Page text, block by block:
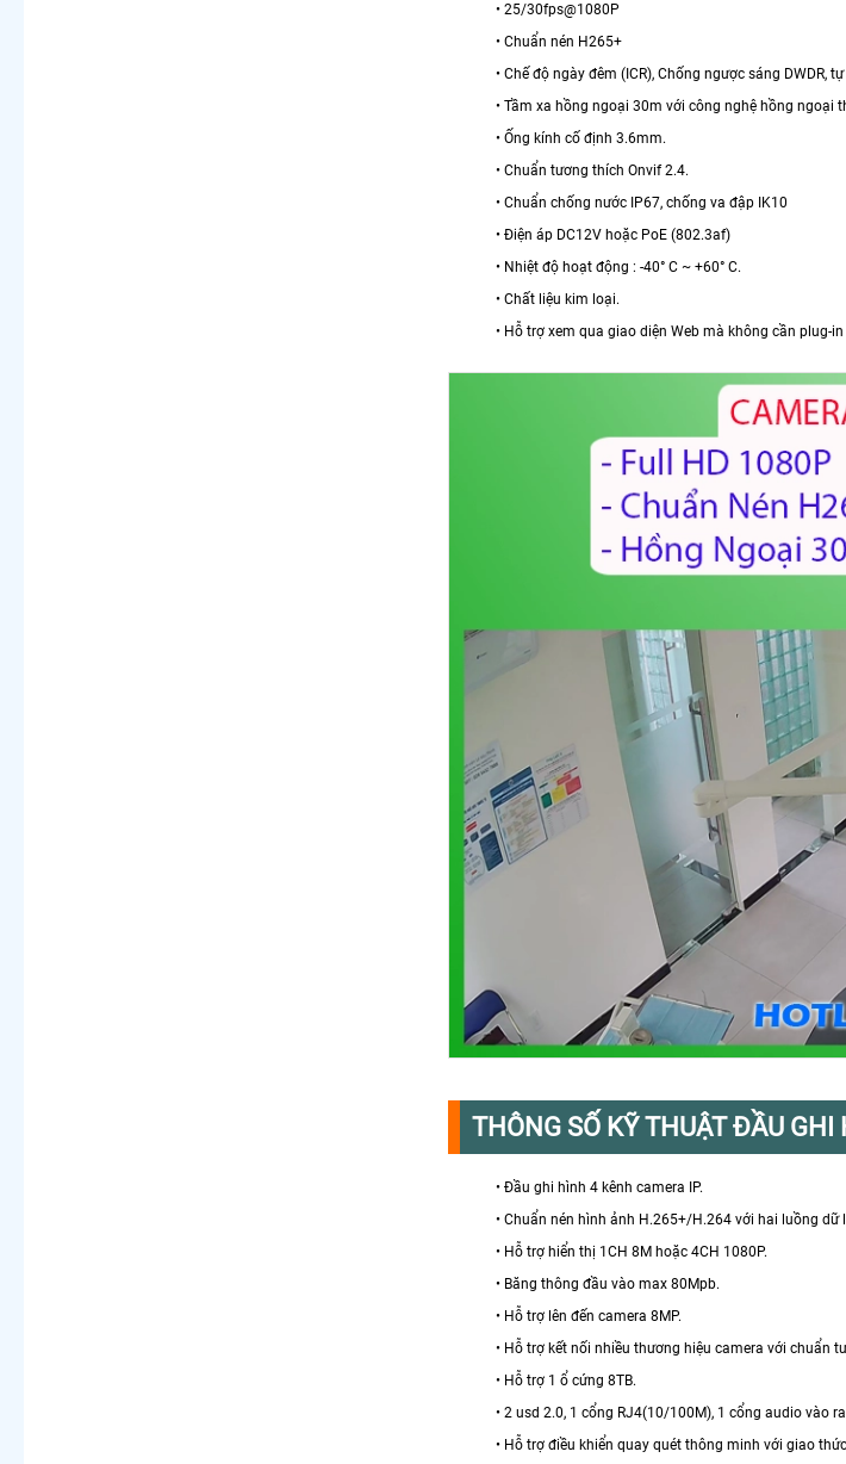
• 25/30fps@1080P
• Chuẩn nén H265+
• Chế độ ngày đêm (ICR), Chống ngược sáng DWDR,
• Tầm xa hồng ngoại 30m với công nghệ hồng ngoại
• Ống kính cố định 3.6mm.
• Chuẩn tương thích Onvif 2.4.
• Chuẩn chống nước IP67, chống va đập IK10
• Điện áp DC12V hoặc PoE (802.3af)
• Nhiệt độ hoạt động : -40° C ~ +60° C.
• Chất liệu kim loại.
• Hỗ trợ xem qua giao diện Web mà không cần plug-in
THÔNG SỐ KỸ THUẬT ĐẦU
• Đầu ghi hình 4 kênh camera IP.
• Chuẩn nén hình ảnh H.265+/H.264 với hai luồng dữ
• Hỗ trợ hiển thị 1CH 8M hoặc 4CH 1080P.
• Băng thông đầu vào max 80Mpb.
• Hỗ trợ lên đến camera 8MP.
• Hỗ trợ kết nối nhiều thương hiệu camera với chuẩn
• Hỗ trợ 1 ổ cứng 8TB.
• 2 usd 2.0, 1 cổng RJ4(10/100M), 1 cổng audio vào
• Hỗ trợ điều khiển quay quét thông minh với giao